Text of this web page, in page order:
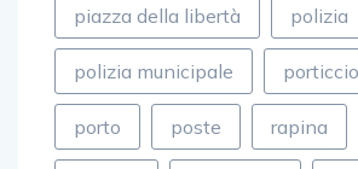
piazza della libertà polizia
polizia municipale
porto poste rapina